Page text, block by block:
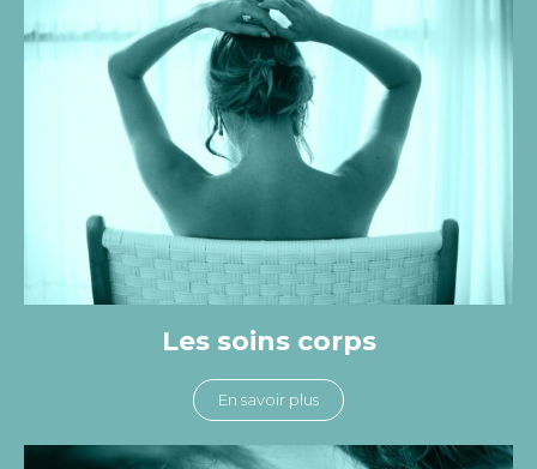
Les soins corps
En savoir plus